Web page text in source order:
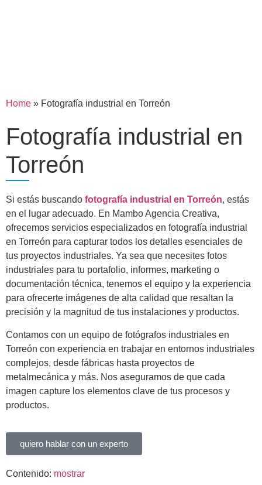
Home » Fotografía industrial en Torreón
Fotografía industrial en
Torreón
Si estás buscando fotografía industrial en Torreón, estás
en el lugar adecuado. En Mambo Agencia Creativa,
ofrecemos servicios especializados en fotografía industrial
en Torreón para capturar todos los detalles esenciales de
tus proyectos industriales. Ya sea que necesites fotos
industriales para tu portafolio, informes, marketing o
documentación técnica, tenemos el equipo y la experiencia
para ofrecerte imágenes de alta calidad que resaltan la
precisión y la magnitud de tus instalaciones y productos.
Contamos con un equipo de fotógrafos industriales en
Torreón con experiencia en trabajar en entornos industriales
complejos, desde fábricas hasta proyectos de
metalmecánica y más. Nos aseguramos de que cada
imagen capture los elementos clave de tus procesos y
productos.
quiero hablar con un experto
Contenido: mostrar